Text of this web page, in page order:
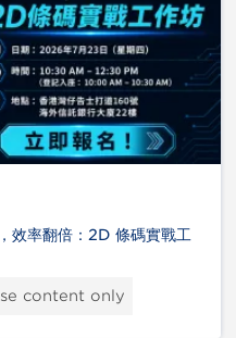
效率翻倍：2D 條碼實戰工
content only